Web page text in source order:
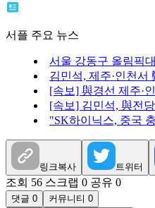
서플 주요 뉴스
서울 강동구 올림픽
김민석, 제주·인천
[속보] 與경선 제주·
[속보] 김민석, 與전
"SK하이닉스, 중국
링크복사 트위터
조회 56 스크랩 0 공유 0
댓글 0 커뮤니티 0